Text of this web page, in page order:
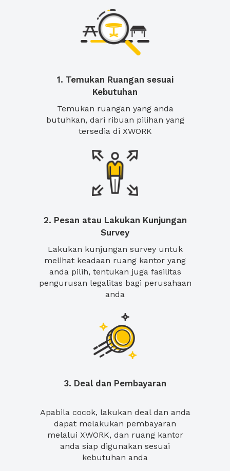
1. Temukan Ruangan sesuai
Kebutuhan
Temukan ruangan yang anda
butuhkan, dari ribuan pilihan yang
tersedia di XWORK
2. Pesan atau Lakukan Kunjungan
Survey
Lakukan kunjungan survey untuk
melihat keadaan ruang kantor yang
anda pilih, tentukan juga fasilitas
pengurusan legalitas bagi perusahaan
anda
3. Deal dan Pembayaran
Apabila cocok, lakukan deal dan anda
dapat melakukan pembayaran
melalui XWORK, dan ruang kantor
anda siap digunakan sesuai
kebutuhan anda